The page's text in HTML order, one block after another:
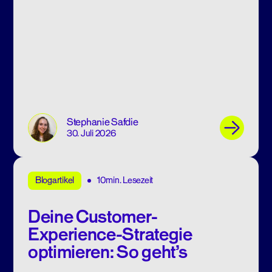
Stephanie Safdie
30. Juli 2026
Blogartikel 10min. Lesezeit
Deine Customer-
Experience-Strategie
optimieren: So geht’s